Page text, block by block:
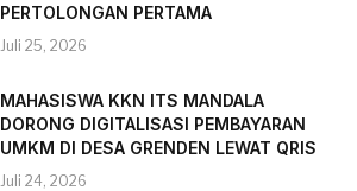
PERTOLONGAN PERTAMA
Juli 25, 2026
MAHASISWA KKN ITS MANDALA
DORONG DIGITALISASI PEMBAYARAN
UMKM DI DESA GRENDEN LEWAT QRIS
Juli 24, 2026